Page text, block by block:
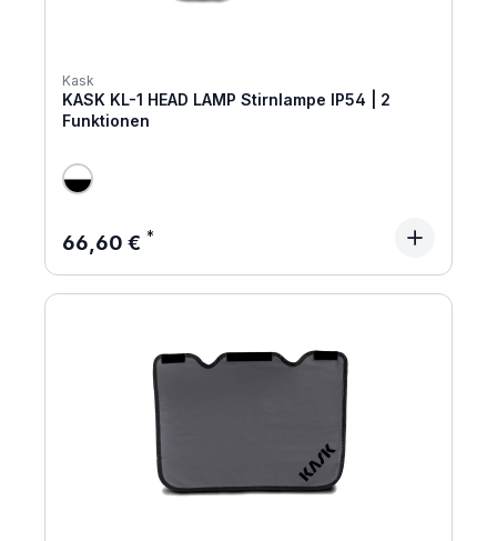
Kask
KASK KL-1 HEAD LAMP Stirnlampe IP54 | 2
Funktionen
Regulärer Preis:
66,60 €